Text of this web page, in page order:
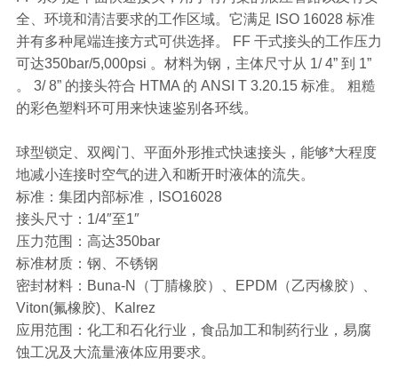
全、环境和清洁要求的工作区域。它满足 ISO 16028 标准
并有多种尾端连接方式可供选择。 FF 干式接头的工作压力
可达350bar/5,000psi 。材料为钢，主体尺寸从 1/ 4” 到 1”
。 3/ 8” 的接头符合 HTMA 的 ANSI T 3.20.15 标准。 粗糙
的彩色塑料环可用来快速鉴别各环线。
球型锁定、双阀门、平面外形推式快速接头，能够*大程度
地减小连接时空气的进入和断开时液体的流失。
标准：集团内部标准，ISO16028
接头尺寸：1/4″至1″
压力范围：高达350bar
标准材质：钢、不锈钢
密封材料：Buna-N（丁腈橡胶）、EPDM（乙丙橡胶）、
Viton(氟橡胶)、Kalrez
应用范围：化工和石化行业，食品加工和制药行业，易腐
蚀工况及大流量液体应用要求。